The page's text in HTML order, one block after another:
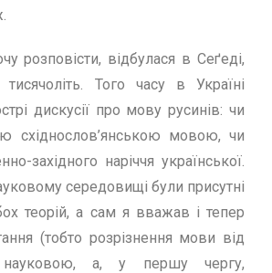
розповiсти, вiдбулася в Сеґедi,
Того часу в Українi
дискусiї про мову русинiв: чи
схiднослов’янською мовою, чи
захiдного нарiччя української.
середовищі були присутнi
теорiй, а сам я вважав i тепер
(тобто розрiзнення мови вiд
а, у першу чергу,